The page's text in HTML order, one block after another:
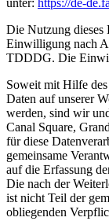
Die Nutzung dieses
Einwilligung nach
TDDDG. Die
Soweit mit Hilfe des
Daten auf unserer
werden, sind wir
Canal Square,
für diese
gemeinsame
auf die Erfassung
Die nach der
ist nicht Teil der
obliegenden